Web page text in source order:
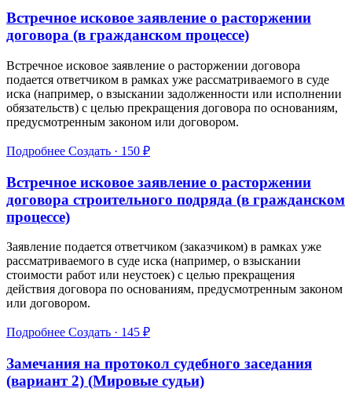
Встречное исковое заявление о расторжении
договора (в гражданском процессе)
Встречное исковое заявление о расторжении договора
подается ответчиком в рамках уже рассматриваемого в суде
иска (например, о взыскании задолженности или исполнении
обязательств) с целью прекращения договора по основаниям,
предусмотренным законом или договором.
Подробнее Создать · 150 ₽
Встречное исковое заявление о расторжении
договора строительного подряда (в гражданском
процессе)
Заявление подается ответчиком (заказчиком) в рамках уже
рассматриваемого в суде иска (например, о взыскании
стоимости работ или неустоек) с целью прекращения
действия договора по основаниям, предусмотренным законом
или договором.
Подробнее Создать · 145 ₽
Замечания на протокол судебного заседания
(вариант 2) (Мировые судьи)